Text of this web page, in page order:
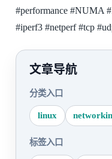
#performance #NUMA
#iperf3 #netperf #tcp
文章导航
分类入口
linux
标签入口